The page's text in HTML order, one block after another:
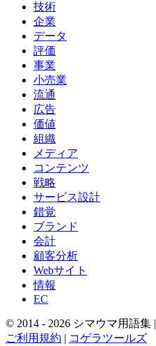
技術
企業
データ
評価
事業
小売業
流通
広告
価値
組織
メディア
コンテンツ
戦略
サービス設計
錯覚
ブランド
会計
顧客分析
Webサイト
情報
EC
© 2014 - 2026 シマウマ用語集 |
ご利用規約 | コゲラツールズ